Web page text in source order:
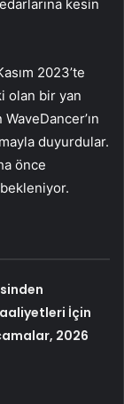
kesin
2023’te
olan bir yan
duyurdular.
önce
İçin
2026